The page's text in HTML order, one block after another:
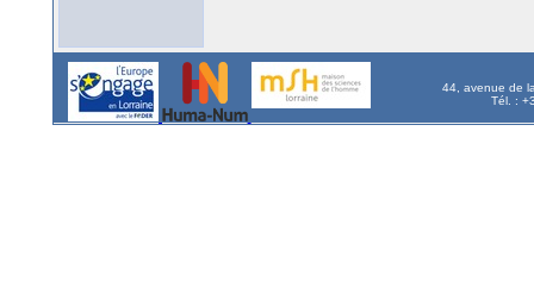
44, avenue de
Tél. :